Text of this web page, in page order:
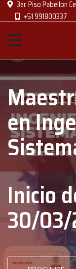
3er. Piso Pabellon
+51 991800337
en
Inicio
30/